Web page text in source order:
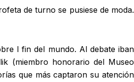
de turno se pusiese de moda.
l fin del mundo. Al debate iban
(miembro honorario del Museo
que más captaron su atención